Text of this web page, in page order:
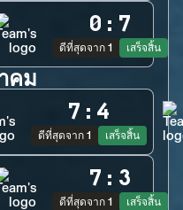
0 : 7
ดีที่สุดจาก 1 เสร็จสิ้น
คม
7 : 4
ดีที่สุดจาก 1 เสร็จสิ้น
7 : 3
ดีที่สุดจาก 1 เสร็จสิ้น